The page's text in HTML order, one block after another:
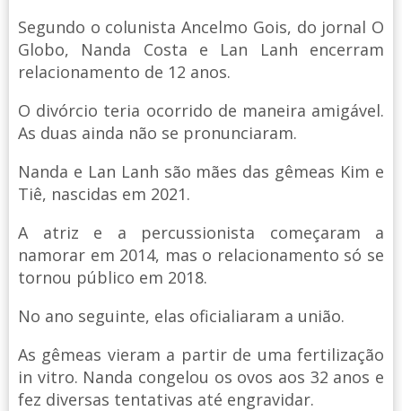
Segundo o colunista Ancelmo Gois, do jornal O
Globo, Nanda Costa e Lan Lanh encerram
relacionamento de 12 anos.
O divórcio teria ocorrido de maneira amigável.
As duas ainda não se pronunciaram.
Nanda e Lan Lanh são mães das gêmeas Kim e
Tiê, nascidas em 2021.
A atriz e a percussionista começaram a
namorar em 2014, mas o relacionamento só se
tornou público em 2018.
No ano seguinte, elas oficialiaram a união.
As gêmeas vieram a partir de uma fertilização
in vitro. Nanda congelou os ovos aos 32 anos e
fez diversas tentativas até engravidar.